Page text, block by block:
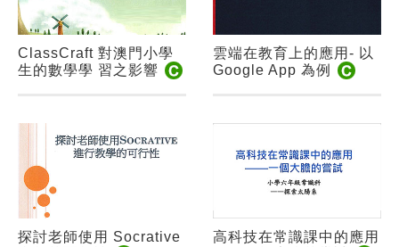
ClassCraft 對澳門小學
生的數學學 習之影響
雲端在教育上的應用- 以
Google App 為例
探討老師使用 Socrative
高科技在常識課中的應用